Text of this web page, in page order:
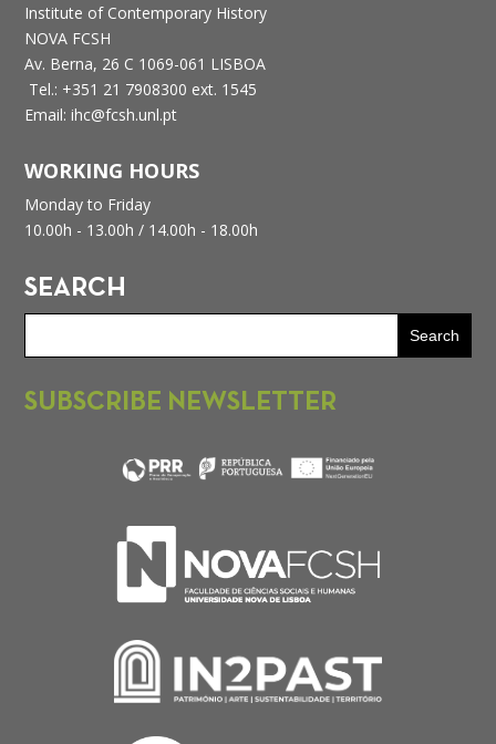
Institute of Contemporary History
NOVA FCSH
Av. Berna, 26 C 1069-061 LISBOA
Tel.: +351 21 7908300 ext. 1545
Email: ihc@fcsh.unl.pt
WORKING HOURS
Monday to Friday
10.00h - 13.00h / 14.00h - 18.00h
SEARCH
SUBSCRIBE NEWSLETTER